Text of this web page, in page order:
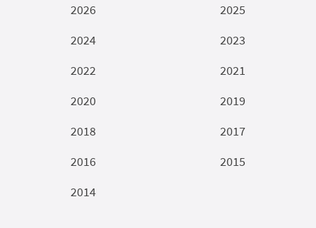
2026
2025
2024
2023
2022
2021
2020
2019
2018
2017
2016
2015
2014